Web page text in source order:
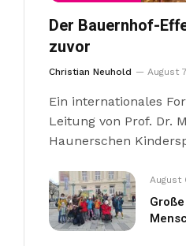
Der Bauernhof-
zuvor
Christian Neuhold August
Ein internationales
Leitung von Prof. Dr.
Haunerschen
August